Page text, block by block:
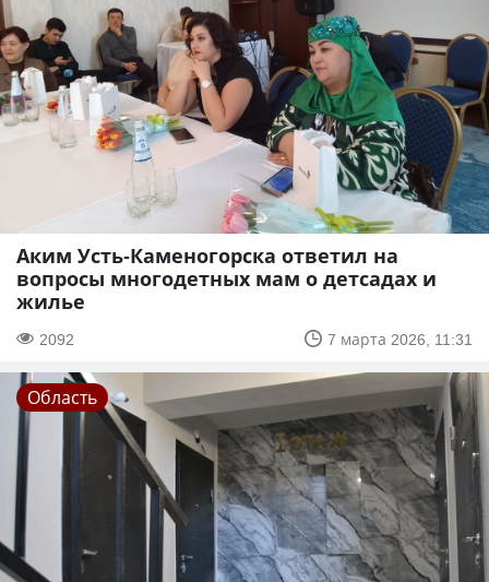
Аким Усть-Каменогорска ответил на
вопросы многодетных мам о детсадах и
жилье
2092 7 марта 2026, 11:31
Область